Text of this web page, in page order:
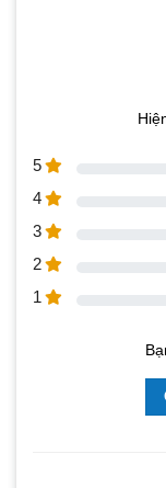
5
4
3
2
1